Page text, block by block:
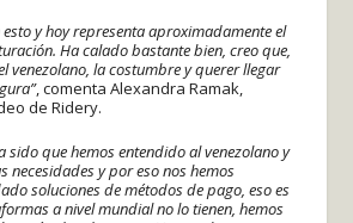
y hoy representa aproximadamente el
Ha calado bastante bien, creo que,
venezolano, la costumbre y querer llegar
, comenta Alexandra Ramak,
de Ridery.
sido que hemos entendido al venezolano y
necesidades y por eso nos hemos
soluciones de métodos de pago, eso es
a nivel mundial no lo tienen, hemos